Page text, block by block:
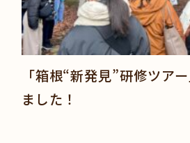
「箱根“新発見”研修ツア
ました！